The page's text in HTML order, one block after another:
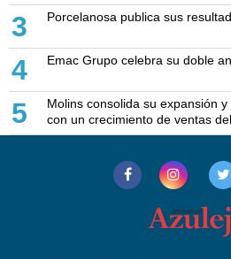
3 Porcelanosa publica sus
4 Emac Grupo celebra su doble
5
Molins consolida su expansión
con un crecimiento de ventas